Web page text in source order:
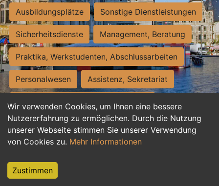
Wir verwenden Cookies, um Ihnen eine bessere
Nutzererfahrung zu ermöglichen. Durch die Nutzung
unserer Webseite stimmen Sie unserer Verwendung
von Cookies zu. Mehr Informationen
Zustimmen
Ausbildungsplätze Sonstige Dienstleistungen
Sicherheitsdienste Management, Beratung
Praktika, Werkstudenten, Abschlussarbeiten
Personalwesen Assistenz, Sekretariat
Hilfskräfte, Aushilfs- und Nebenjobs
Einkauf, Logistik, Materialwirtschaft
Weiterbildung, Studium, duale Ausbildung
Tourismus